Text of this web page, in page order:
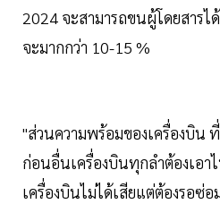
2024 จะสามารถขนผู้โดยสาร
จะมากกว่า 10-15 %
"ส่วนความพร้อมของเครื่องบิน
ก่อนอื่นเครื่องบินทุกลำต้องเอ
เครื่องบินไม่ได้เสียแต่ต้องรอซ่